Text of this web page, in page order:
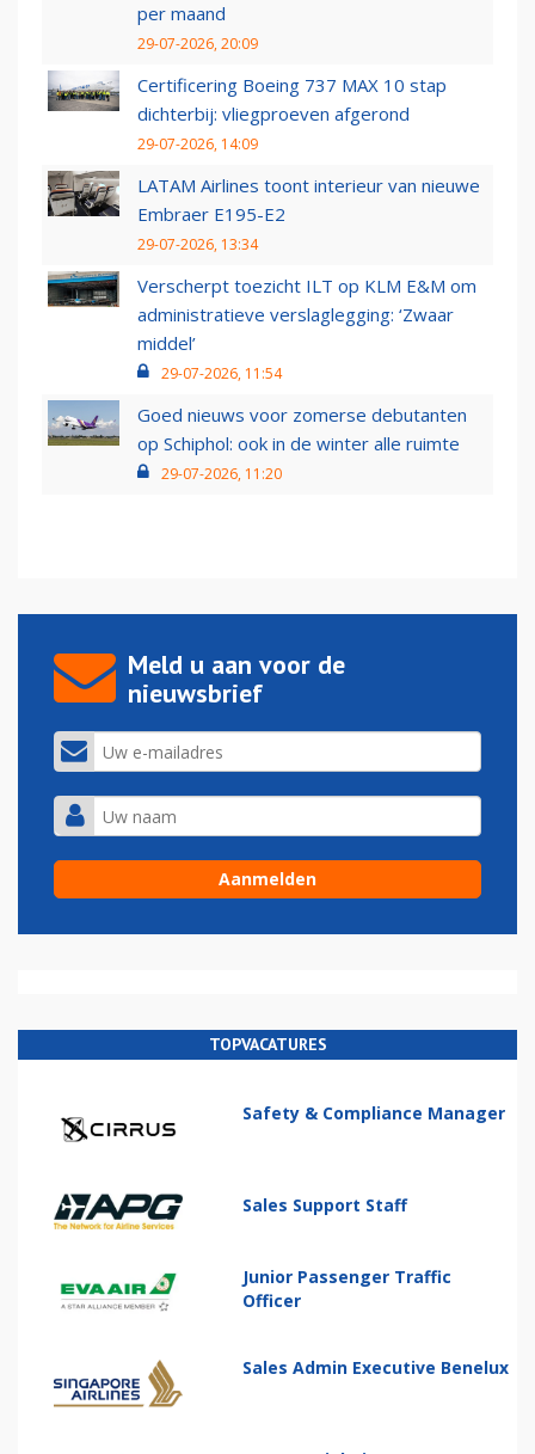
per maand
29-07-2026, 20:09
Certificering Boeing 737 MAX 10 stap
dichterbij: vliegproeven afgerond
29-07-2026, 14:09
LATAM Airlines toont interieur van nieuwe
Embraer E195-E2
29-07-2026, 13:34
Verscherpt toezicht ILT op KLM E&M om
administratieve verslaglegging: ‘Zwaar
middel’
29-07-2026, 11:54
Goed nieuws voor zomerse debutanten
op Schiphol: ook in de winter alle ruimte
29-07-2026, 11:20
Meld u aan voor de
nieuwsbrief
TOPVACATURES
Safety & Compliance Manager
Sales Support Staff
Junior Passenger Traffic
Officer
Sales Admin Executive Benelux